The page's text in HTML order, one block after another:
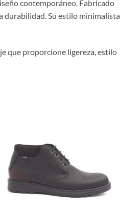
contemporáneo. Fabricado
durabilidad. Su estilo minimalista
que proporcione ligereza, estilo